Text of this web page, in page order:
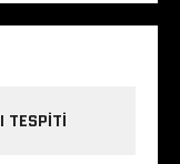
TESPITI